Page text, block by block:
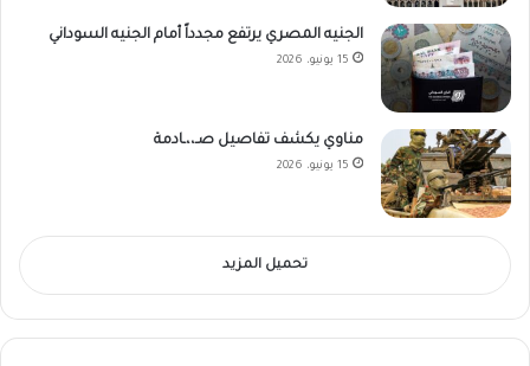
الجنيه المصري يرتفع مجدداً أمام الجنيه السوداني
15 يونيو، 2026
مناوي يكشف تفاصيل صـ،،ـادمة
15 يونيو، 2026
تحميل المزيد